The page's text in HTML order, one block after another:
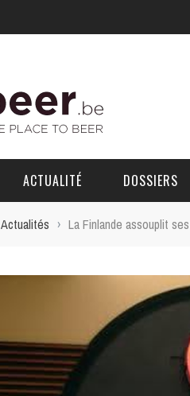
ACTUALITÉ DOSSIERS
Actualités › La Finlande assouplit